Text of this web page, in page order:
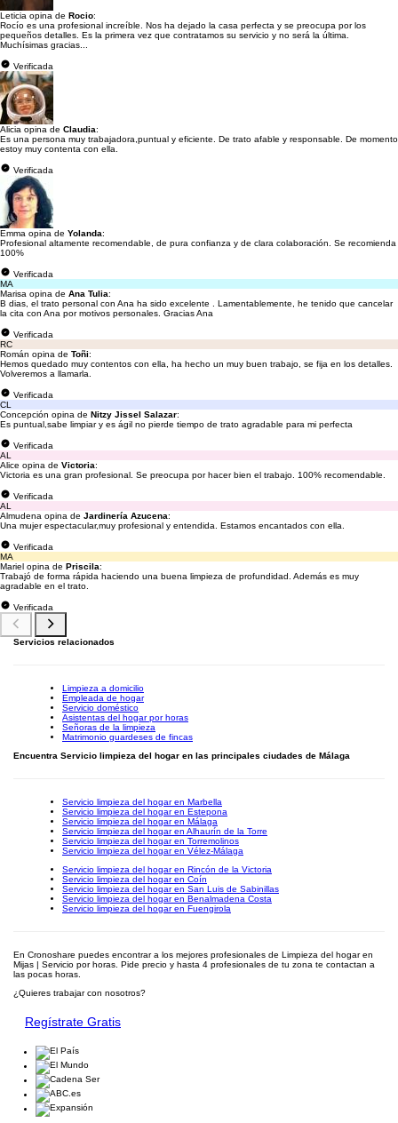
Leticia opina de Rocio:
Rocío es una profesional increíble. Nos ha dejado la casa perfecta y se preocupa por los
pequeños detalles. Es la primera vez que contratamos su servicio y no será la última.
Muchísimas gracias...
Verificada
Alicia opina de Claudia:
Es una persona muy trabajadora,puntual y eficiente. De trato afable y responsable. De momento
estoy muy contenta con ella.
Verificada
Emma opina de Yolanda:
Profesional altamente recomendable, de pura confianza y de clara colaboración. Se recomienda
100%
Verificada
MA
Marisa opina de Ana Tulia:
B dias, el trato personal con Ana ha sido excelente . Lamentablemente, he tenido que cancelar
la cita con Ana por motivos personales. Gracias Ana
Verificada
RC
Román opina de Toñi:
Hemos quedado muy contentos con ella, ha hecho un muy buen trabajo, se fija en los detalles.
Volveremos a llamarla.
Verificada
CL
Concepción opina de Nitzy Jissel Salazar:
Es puntual,sabe limpiar y es ágil no pierde tiempo de trato agradable para mi perfecta
Verificada
AL
Alice opina de Victoria:
Victoria es una gran profesional. Se preocupa por hacer bien el trabajo. 100% recomendable.
Verificada
AL
Almudena opina de Jardinería Azucena:
Una mujer espectacular,muy profesional y entendida. Estamos encantados con ella.
Verificada
MA
Mariel opina de Priscila:
Trabajó de forma rápida haciendo una buena limpieza de profundidad. Además es muy
agradable en el trato.
Verificada
Servicios relacionados
Limpieza a domicilio
Empleada de hogar
Servicio doméstico
Asistentas del hogar por horas
Señoras de la limpieza
Matrimonio guardeses de fincas
Encuentra Servicio limpieza del hogar en las principales ciudades de Málaga
Servicio limpieza del hogar en Marbella
Servicio limpieza del hogar en Estepona
Servicio limpieza del hogar en Málaga
Servicio limpieza del hogar en Alhaurín de la Torre
Servicio limpieza del hogar en Torremolinos
Servicio limpieza del hogar en Vélez-Málaga
Servicio limpieza del hogar en Rincón de la Victoria
Servicio limpieza del hogar en Coín
Servicio limpieza del hogar en San Luis de Sabinillas
Servicio limpieza del hogar en Benalmadena Costa
Servicio limpieza del hogar en Fuengirola
En Cronoshare puedes encontrar a los mejores profesionales de Limpieza del hogar en
Mijas | Servicio por horas. Pide precio y hasta 4 profesionales de tu zona te contactan a
las pocas horas.
¿Quieres trabajar con nosotros?
Regístrate Gratis